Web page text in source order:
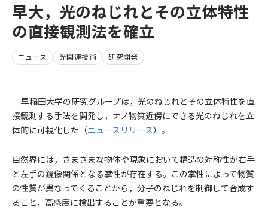
早大，光のねじれとその立体特性
の直接観測法を確立
ニュース 光関連技術 研究開発
早稲田大学の研究グループは，光のねじれとその立体特性を直
接観測する手法を開発し，ナノ物質近傍にできる光のねじれを立
体的に可視化した（ニュースリリース）。
自然界には，さまざまな物体や現象において構造の対称性が右手
と左手の鏡像関係となる掌性が存在する。この掌性によって物質
の性質が異なってくることから，分子のねじれを制御して合成す
ること，高感度に検出することが重要となる。